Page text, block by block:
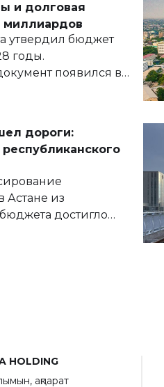
и долговая
миллиардов
утвердил бюджет
годы.
появился в
дороги:
Астане из
достигло
HOLDING
ақпарат